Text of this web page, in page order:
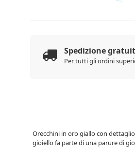
Spedizione
Per tutti gli ordini
Orecchini in oro giallo con
gioiello fa parte di una parure di